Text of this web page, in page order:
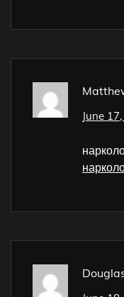
June